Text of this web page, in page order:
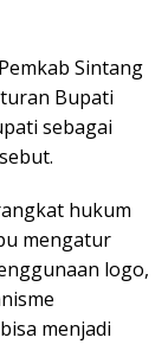
Sintang
Bupati
sebagai
hukum
mengatur
logo,
menjadi